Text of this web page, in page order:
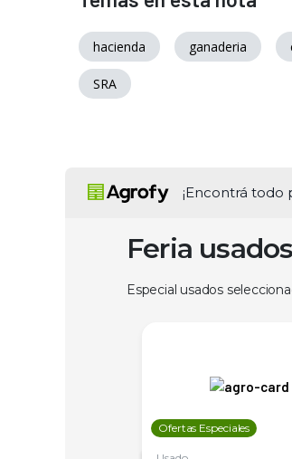
hacienda ganaderia
SRA
¡Encontrá todo
Feria
Especial usados
Ofertas Especiales